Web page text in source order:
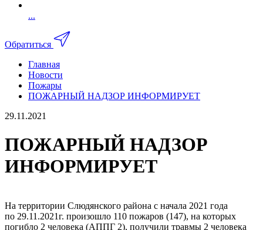
...
Обратиться
Главная
Новости
Пожары
ПОЖАРНЫЙ НАДЗОР ИНФОРМИРУЕТ
29.11.2021
ПОЖАРНЫЙ НАДЗОР
ИНФОРМИРУЕТ
На территории Слюдянского района с начала 2021 года
по 29.11.2021г. произошло 110 пожаров (147), на которых
погибло 2 человека (АППГ 2), получили травмы 2 человека